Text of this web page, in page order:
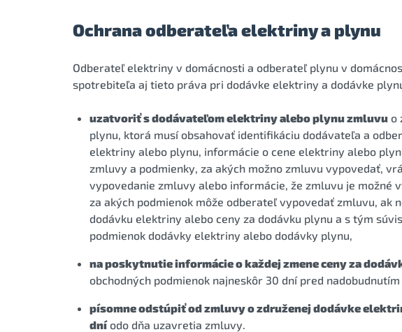
Ochrana odberateľa elektriny a plynu
Odberateľ elektriny v domácnosti a odberateľ plynu v
spotrebiteľa aj tieto práva pri dodávke elektriny a dodávke
uzatvoriť s dodávateľom elektriny alebo plynu zmluvu o
plynu, ktorá musí obsahovať identifikáciu dodávateľa a
elektriny alebo plynu, informácie o cene elektriny alebo
zmluvy a podmienky, za akých možno zmluvu vypovedať,
vypovedanie zmluvy alebo informácie, že zmluvu je možné
za akých podmienok môže odberateľ vypovedať zmluvu, ak
dodávku elektriny alebo ceny za dodávku plynu a s tým
podmienok dodávky elektriny alebo dodávky plynu,
na poskytnutie informácie o každej zmene ceny za
obchodných podmienok najneskôr 30 dní pred
písomne odstúpiť od zmluvy o združenej dodávke
dníodo dňa uzavretia zmluvy.